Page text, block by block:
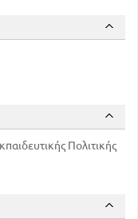
Πολιτικής